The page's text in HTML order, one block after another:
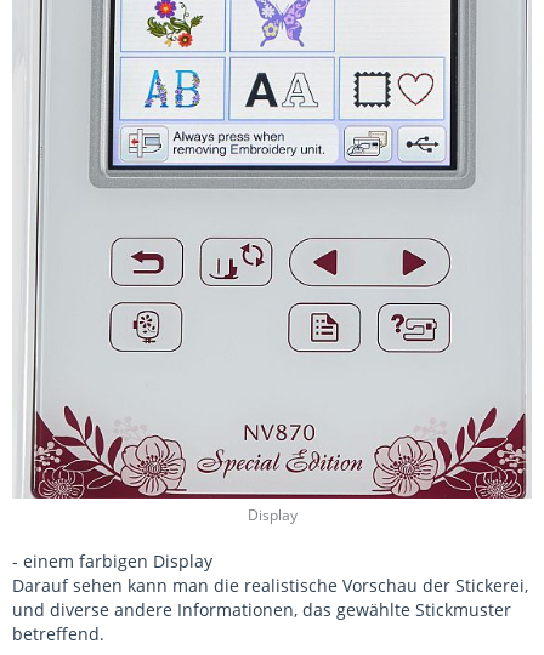
Display
- einem farbigen Display
Darauf sehen kann man die realistische Vorschau der Stickerei,
und diverse andere Informationen, das gewählte Stickmuster
betreffend.